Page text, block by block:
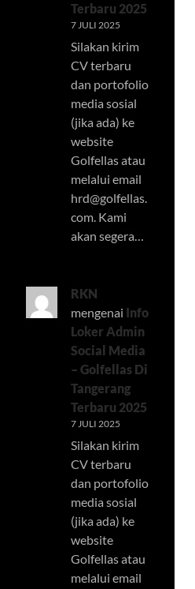
Terbaru 2025
7 JULI 2025
Silakan kirim
CV terbaru
dan portofolio
media sosial
(jika ada) ke
website
Golfellas atau
melalui email
hrd@golfellas.
com. Kami
akan segera…
RKN
mengenai Info
Loker Admin
Social Media
– Golfellas Di
Tangerang
Terbaru 2025
7 JULI 2025
Silakan kirim
CV terbaru
dan portofolio
media sosial
(jika ada) ke
website
Golfellas atau
melalui email